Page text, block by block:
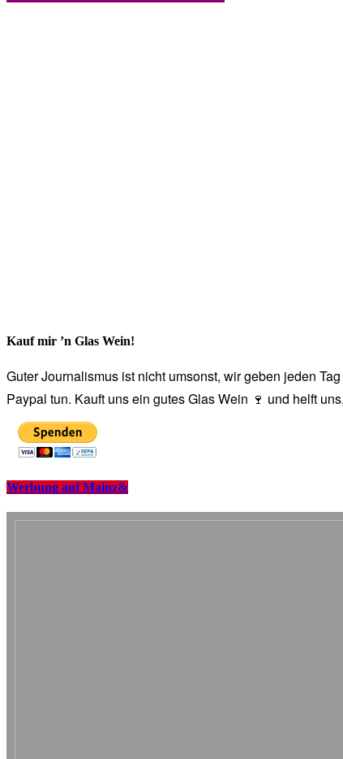
Kauf mir ’n Glas Wein!
Guter Journalismus ist nicht umsonst, wir geben jeden
Paypal tun. Kauft uns ein gutes Glas Wein 🍷 und helft
Werbung auf Mainz&